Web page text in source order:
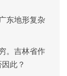
东地形复杂
。吉林省作
此？